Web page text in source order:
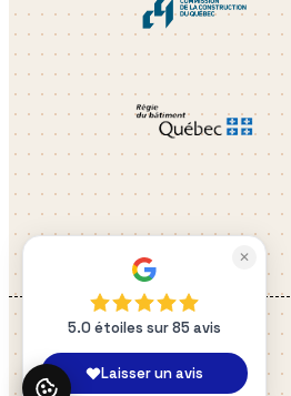
✕
5.0 étoiles sur 85 avis
Laisser un avis